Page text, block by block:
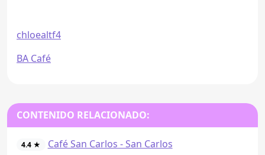
chloealtf4
BA Café
CONTENIDO RELACIONADO:
4.4 ★ Café San Carlos - San Carlos